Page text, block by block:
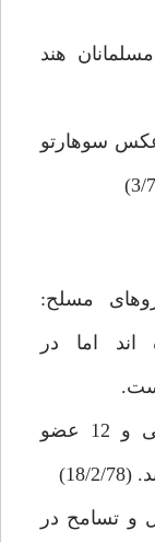
هند
عكس سوهارتو
مسلح:
اما در
صادر كننده حكم ترور آقاى رازينى و 12 عضو
78)
و تسامح در